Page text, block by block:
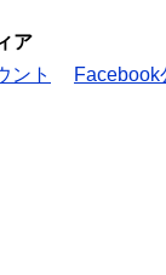
ア
ント
Facebook